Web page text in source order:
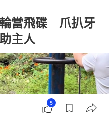
當飛碟 爪扒牙
主人
5